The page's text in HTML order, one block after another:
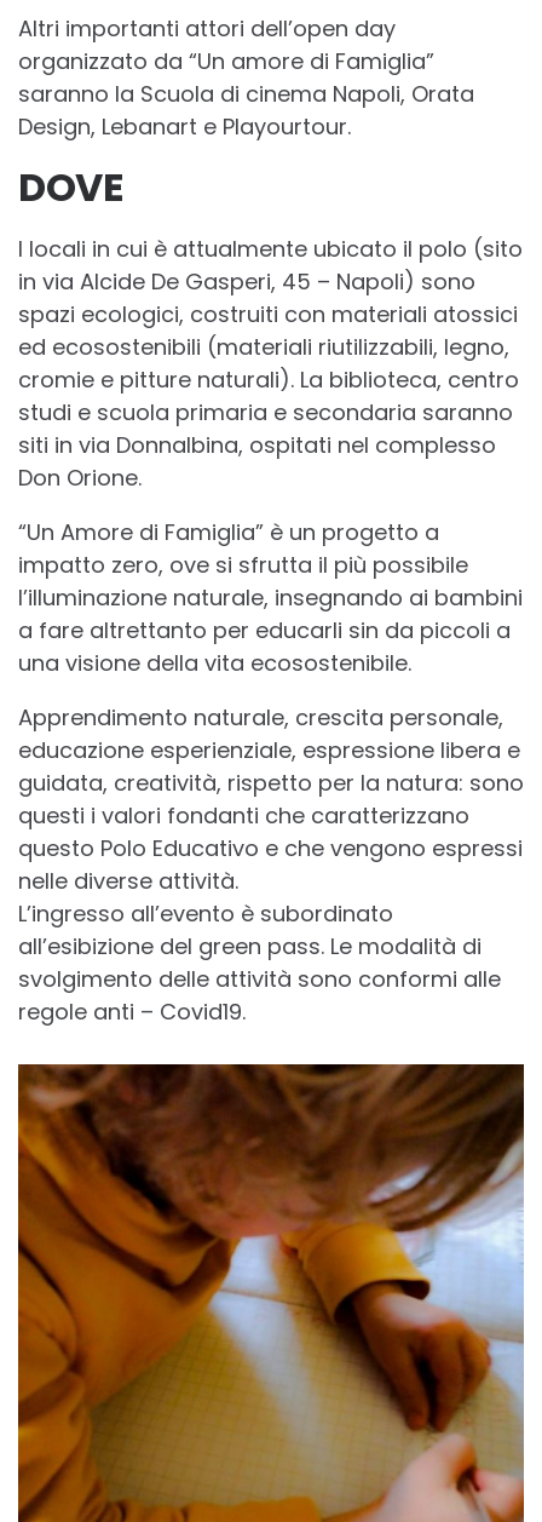
Altri importanti attori dell’open day
organizzato da “Un amore di Famiglia”
saranno la Scuola di cinema Napoli, Orata
Design, Lebanart e Playourtour.
DOVE
I locali in cui è attualmente ubicato il polo (sito
in via Alcide De Gasperi, 45 – Napoli) sono
spazi ecologici, costruiti con materiali atossici
ed ecosostenibili (materiali riutilizzabili, legno,
cromie e pitture naturali). La biblioteca, centro
studi e scuola primaria e secondaria saranno
siti in via Donnalbina, ospitati nel complesso
Don Orione.
“Un Amore di Famiglia” è un progetto a
impatto zero, ove si sfrutta il più possibile
l’illuminazione naturale, insegnando ai bambini
a fare altrettanto per educarli sin da piccoli a
una visione della vita ecosostenibile.
Apprendimento naturale, crescita personale,
educazione esperienziale, espressione libera e
guidata, creatività, rispetto per la natura: sono
questi i valori fondanti che caratterizzano
questo Polo Educativo e che vengono espressi
nelle diverse attività.
L’ingresso all’evento è subordinato
all’esibizione del green pass. Le modalità di
svolgimento delle attività sono conformi alle
regole anti – Covid19.